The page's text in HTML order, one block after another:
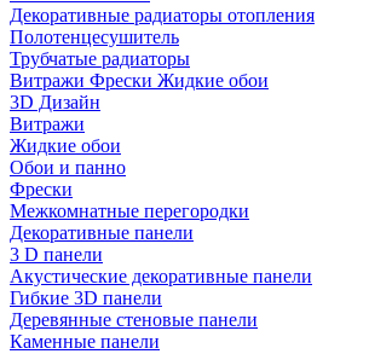
Декоративные радиаторы отопления
Полотенцесушитель
Трубчатые радиаторы
Витражи Фрески Жидкие обои
3D Дизайн
Витражи
Жидкие обои
Обои и панно
Фрески
Межкомнатные перегородки
Декоративные панели
3 D панели
Акустические декоративные панели
Гибкие 3D панели
Деревянные стеновые панели
Каменные панели